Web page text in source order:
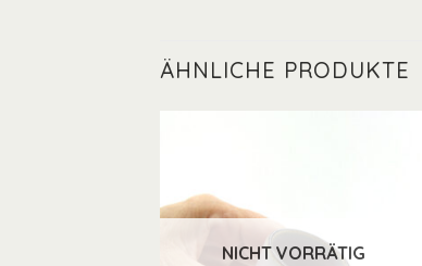
ÄHNLICHE PRODUKTE
NICHT VORRÄTIG